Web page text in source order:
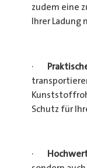
zudem eine
Ihrer Ladung
·
Schutz für
·